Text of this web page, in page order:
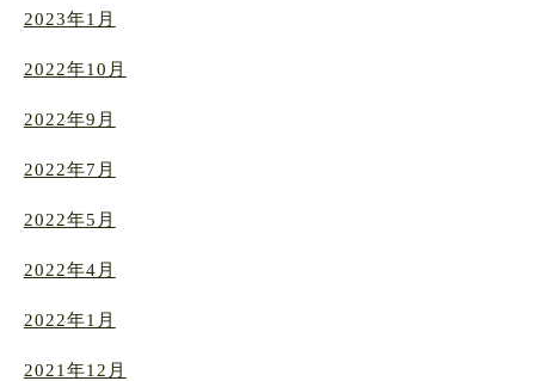
2023年1月
2022年10月
2022年9月
2022年7月
2022年5月
2022年4月
2022年1月
2021年12月